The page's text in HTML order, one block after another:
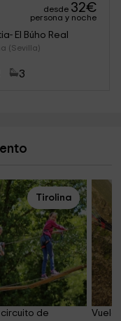
desde 32€
persona y noche
El Búho Real
(Sevilla)
3
Tirolina
de Vuelo